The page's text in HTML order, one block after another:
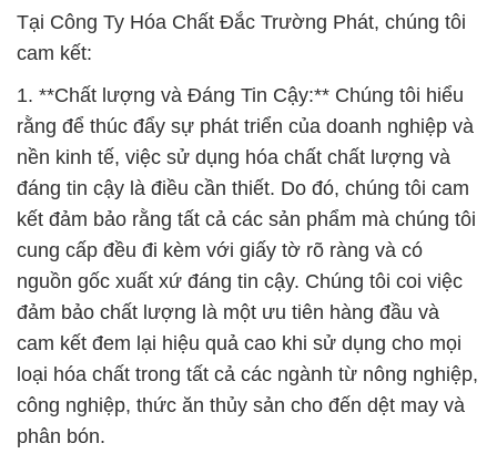
Tại Công Ty Hóa Chất Đắc Trường Phát, chúng tôi
cam kết:
1. **Chất lượng và Đáng Tin Cậy:** Chúng tôi hiểu
rằng để thúc đẩy sự phát triển của doanh nghiệp và
nền kinh tế, việc sử dụng hóa chất chất lượng và
đáng tin cậy là điều cần thiết. Do đó, chúng tôi cam
kết đảm bảo rằng tất cả các sản phẩm mà chúng tôi
cung cấp đều đi kèm với giấy tờ rõ ràng và có
nguồn gốc xuất xứ đáng tin cậy. Chúng tôi coi việc
đảm bảo chất lượng là một ưu tiên hàng đầu và
cam kết đem lại hiệu quả cao khi sử dụng cho mọi
loại hóa chất trong tất cả các ngành từ nông nghiệp,
công nghiệp, thức ăn thủy sản cho đến dệt may và
phân bón.